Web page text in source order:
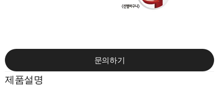
문의하기
제품설명